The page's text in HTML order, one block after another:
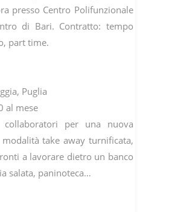
presso Centro Polifunzionale
di Bari. Contratto: tempo
part time.
Puglia
al mese
collaboratori per una nuova
take away turnificata,
a lavorare dietro un banco
salata, paninoteca…